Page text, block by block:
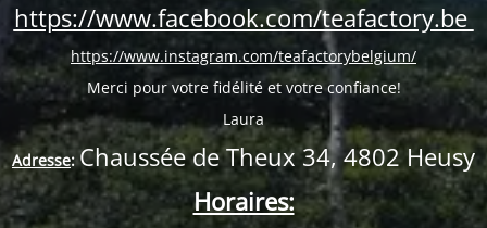
https://www.facebook.com/teafactory.be
https://www.instagram.com/teafactorybelgium/
Merci pour votre fidélité et votre confiance!
Laura
Adresse: Chaussée de Theux 34, 4802 Heusy
Horaires: